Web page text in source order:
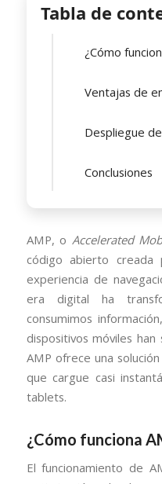
Tabla de
¿Cómo
Ventajas de
Despliegue
Conclusiones
AMP, o Accelerated
código abierto
experiencia de
era digital ha
consumimos
dispositivos móviles
AMP ofrece una
que cargue casi
tablets.
¿Cómo funciona
El funcionamiento de